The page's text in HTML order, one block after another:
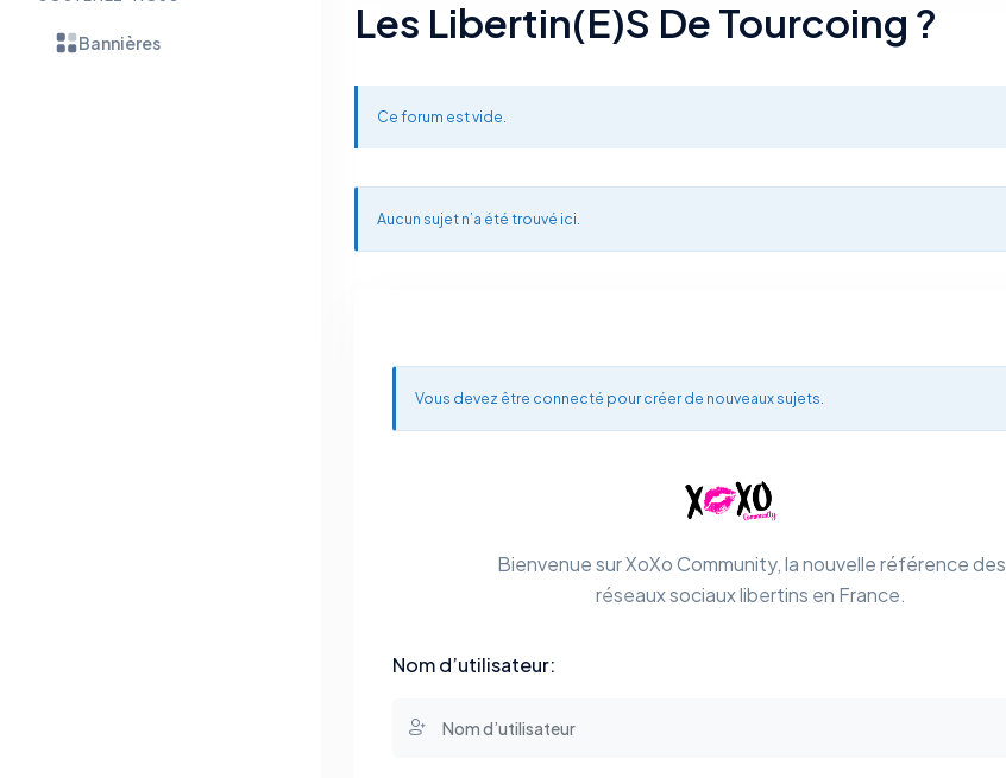
Bannières Les Libertin(e)s De Tourcoing ?
Ce forum est vide.
Aucun sujet n’a été trouvé ici.
Vous devez être connecté pour créer de nouveaux sujets.
Bienvenue sur XoXo Community, la nouvelle référence des
réseaux sociaux libertins en France.
Nom d’utilisateur: